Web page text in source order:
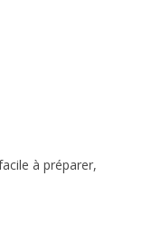
à préparer,